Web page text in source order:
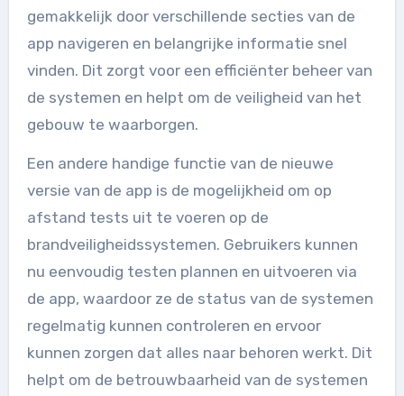
gemakkelijk door verschillende secties van de
app navigeren en belangrijke informatie snel
vinden. Dit zorgt voor een efficiënter beheer van
de systemen en helpt om de veiligheid van het
gebouw te waarborgen.
Een andere handige functie van de nieuwe
versie van de app is de mogelijkheid om op
afstand tests uit te voeren op de
brandveiligheidssystemen. Gebruikers kunnen
nu eenvoudig testen plannen en uitvoeren via
de app, waardoor ze de status van de systemen
regelmatig kunnen controleren en ervoor
kunnen zorgen dat alles naar behoren werkt. Dit
helpt om de betrouwbaarheid van de systemen